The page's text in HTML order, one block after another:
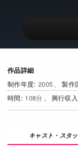
作品詳細
2005
108